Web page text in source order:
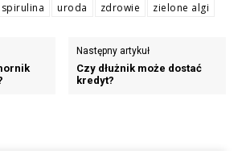
spirulina uroda zdrowie zielone algi
Następny artykuł
Czy dłużnik może dostać
kredyt?